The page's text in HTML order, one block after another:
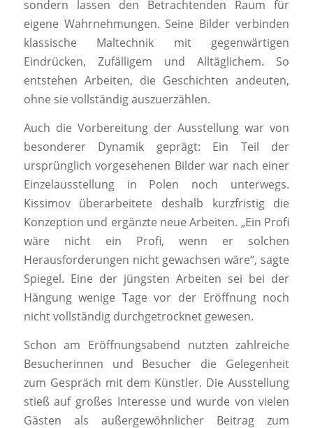
sondern lassen den Betrachtenden Raum für
eigene Wahrnehmungen. Seine Bilder verbinden
klassische Maltechnik mit gegenwärtigen
Eindrücken, Zufälligem und Alltäglichem. So
entstehen Arbeiten, die Geschichten andeuten,
ohne sie vollständig auszuerzählen.
Auch die Vorbereitung der Ausstellung war von
besonderer Dynamik geprägt: Ein Teil der
ursprünglich vorgesehenen Bilder war nach einer
Einzelausstellung in Polen noch unterwegs.
Kissimov überarbeitete deshalb kurzfristig die
Konzeption und ergänzte neue Arbeiten. „Ein Profi
wäre nicht ein Profi, wenn er solchen
Herausforderungen nicht gewachsen wäre“, sagte
Spiegel. Eine der jüngsten Arbeiten sei bei der
Hängung wenige Tage vor der Eröffnung noch
nicht vollständig durchgetrocknet gewesen.
Schon am Eröffnungsabend nutzten zahlreiche
Besucherinnen und Besucher die Gelegenheit
zum Gespräch mit dem Künstler. Die Ausstellung
stieß auf großes Interesse und wurde von vielen
Gästen als außergewöhnlicher Beitrag zum